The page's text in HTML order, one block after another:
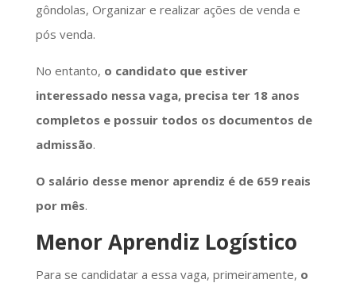
gôndolas, Organizar e realizar ações de venda e
pós venda.
No entanto, o candidato que estiver
interessado nessa vaga, precisa ter 18 anos
completos e possuir todos os documentos de
admissão.
O salário desse menor aprendiz é de 659 reais
por mês.
Menor Aprendiz Logístico
Para se candidatar a essa vaga, primeiramente, o